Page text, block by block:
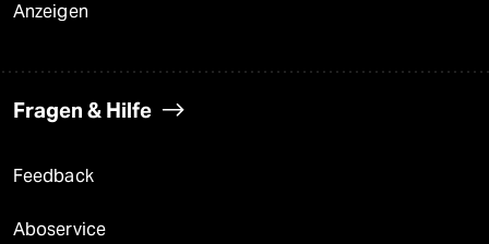
Anzeigen
Fragen & Hilfe
Feedback
Aboservice